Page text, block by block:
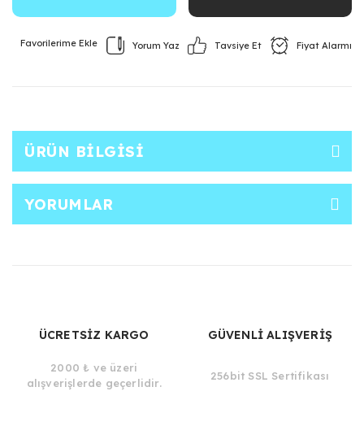
Yorum Yaz Tavsiye Et Fiyat Alarmı
ÜRÜN BILGISI
YORUMLAR
ÜCRETSİZ KARGO
2000 ₺ ve üzeri
alışverişlerde geçerlidir.
GÜVENLİ ALIŞVERİŞ
256bit SSL Sertifikası